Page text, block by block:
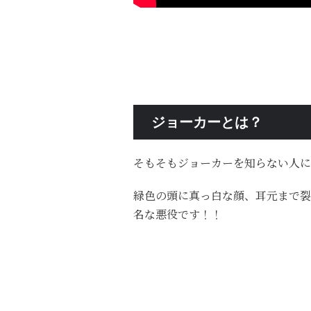
ジョーカーとは？
そもそもジョーカーを知らない人
緑色の頭に真っ白な顔、耳元まで
名な悪役です！！